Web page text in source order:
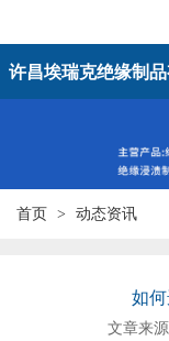
许昌埃瑞克绝缘制品
首页 动态资讯
如
文章来